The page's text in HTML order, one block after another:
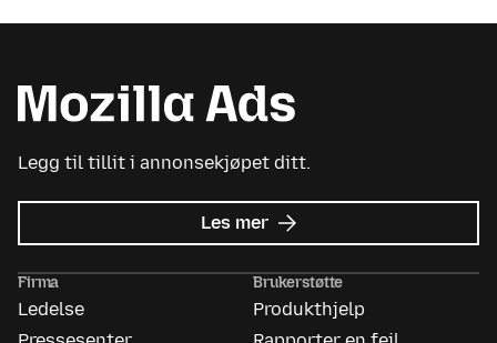
Legg til tillit i annonsekjøpet ditt.
Les mer om
Mozilla
Firma
Ledelse
Brukerstøtte
Produkthjelp